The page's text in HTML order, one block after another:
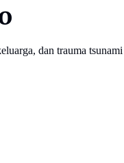
dan trauma